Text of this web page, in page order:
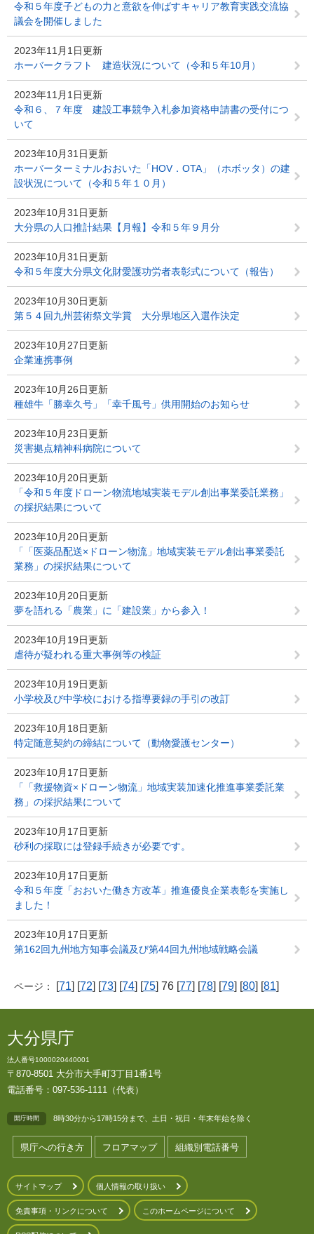
令和５年度子どもの力と意欲を伸ばすキャリア教育実践交流協
議会を開催しました
2023年11月1日更新
ホーバークラフト 建造状況について（令和５年10月）
2023年11月1日更新
令和６、７年度 建設工事競争入札参加資格申請書の受付につ
いて
2023年10月31日更新
ホーバーターミナルおおいた「HOV．OTA」（ホボッタ）の建
設状況について（令和５年１０月）
2023年10月31日更新
大分県の人口推計結果【月報】令和５年９月分
2023年10月31日更新
令和５年度大分県文化財愛護功労者表彰式について（報告）
2023年10月30日更新
第５４回九州芸術祭文学賞 大分県地区入選作決定
2023年10月27日更新
企業連携事例
2023年10月26日更新
種雄牛「勝幸久号」「幸千風号」供用開始のお知らせ
2023年10月23日更新
災害拠点精神科病院について
2023年10月20日更新
「令和５年度ドローン物流地域実装モデル創出事業委託業務」
の採択結果について
2023年10月20日更新
「「医薬品配送×ドローン物流」地域実装モデル創出事業委託
業務」の採択結果について
2023年10月20日更新
夢を語れる「農業」に「建設業」から参入！
2023年10月19日更新
虐待が疑われる重大事例等の検証
2023年10月19日更新
小学校及び中学校における指導要録の手引の改訂
2023年10月18日更新
特定随意契約の締結について（動物愛護センター）
2023年10月17日更新
「「救援物資×ドローン物流」地域実装加速化推進事業委託業
務」の採択結果について
2023年10月17日更新
砂利の採取には登録手続きが必要です。
2023年10月17日更新
令和５年度「おおいた働き方改革」推進優良企業表彰を実施し
ました！
2023年10月17日更新
第162回九州地方知事会議及び第44回九州地域戦略会議
ページ： [71] [72] [73] [74] [75] 76 [77] [78] [79] [80] [81]
大分県庁
法人番号1000020440001
〒870-8501 大分市大手町3丁目1番1号
電話番号：097-536-1111（代表）
開庁時間 8時30分から17時15分まで、土日・祝日・年末年始を除く
県庁への行き方 フロアマップ 組織別電話番号
サイトマップ 個人情報の取り扱い
免責事項・リンクについて このホームページについて